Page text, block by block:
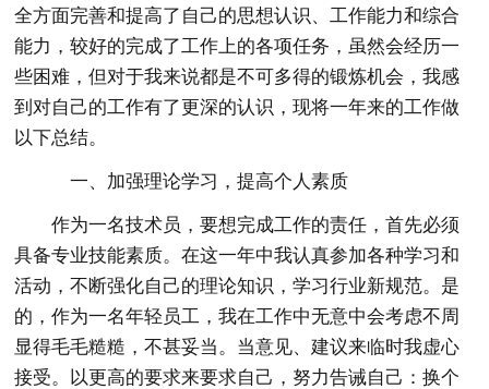
全方面完善和提高了自己的思想认识、工作能力和综合
能力，较好的完成了工作上的各项任务，虽然会经历一
些困难，但对于我来说都是不可多得的锻炼机会，我感
到对自己的工作有了更深的认识，现将一年来的工作做
以下总结。
一、加强理论学习，提高个人素质
作为一名技术员，要想完成工作的责任，首先必须
具备专业技能素质。在这一年中我认真参加各种学习和
活动，不断强化自己的理论知识，学习行业新规范。是
的，作为一名年轻员工，我在工作中无意中会考虑不周
显得毛毛糙糙，不甚妥当。当意见、建议来临时我虚心
接受。以更高的要求来要求自己，努力告诫自己：换个